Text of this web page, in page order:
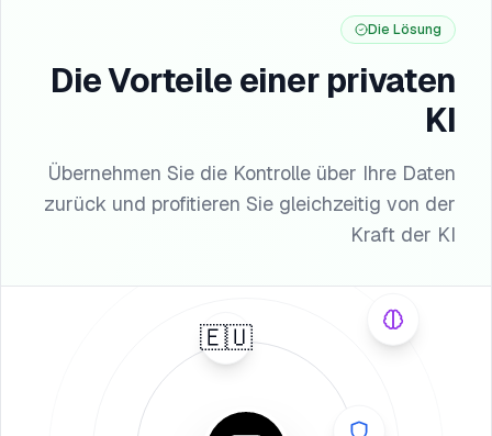
Vollständige API-Integration
Schulung inklusive
Die Lösung
Die Vorteile einer privaten
KI
Übernehmen Sie die Kontrolle über Ihre Daten
zurück und profitieren Sie gleichzeitig von der
Kraft der KI
🇪🇺